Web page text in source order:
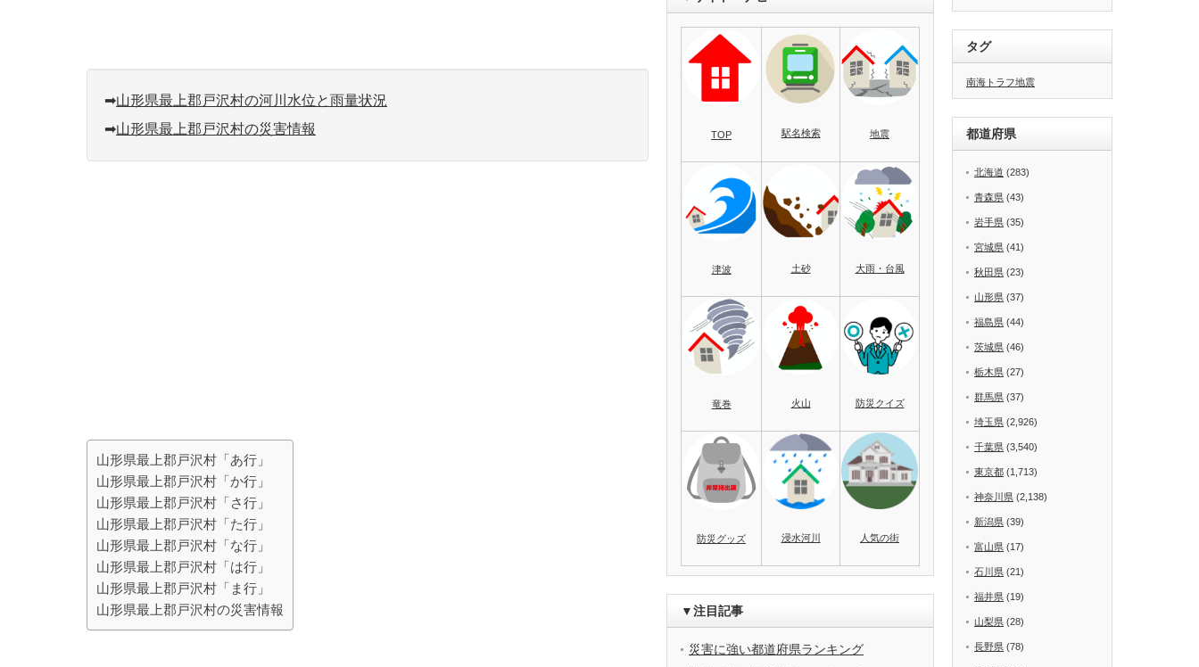
➡︎山形県最上郡戸沢村の河川水位と雨量状況
➡︎山形県最上郡戸沢村の災害情報
山形県最上郡戸沢村「あ行」
山形県最上郡戸沢村「か行」
山形県最上郡戸沢村「さ行」
山形県最上郡戸沢村「た行」
山形県最上郡戸沢村「な行」
山形県最上郡戸沢村「は行」
山形県最上郡戸沢村「ま行」
山形県最上郡戸沢村の災害情報
TOP 駅名検索 地震
津波 土砂 大雨・台風
竜巻 火山 防災クイズ
防災グッズ 浸水河川 人気の街
▼注目記事
災害に強い都道府県ランキング
タグ
南海トラフ地震
都道府県
北海道 (283)
青森県 (43)
岩手県 (35)
宮城県 (41)
秋田県 (23)
山形県 (37)
福島県 (44)
茨城県 (46)
栃木県 (27)
群馬県 (37)
埼玉県 (2,926)
千葉県 (3,540)
東京都 (1,713)
神奈川県 (2,138)
新潟県 (39)
富山県 (17)
石川県 (21)
福井県 (19)
山梨県 (28)
長野県 (78)